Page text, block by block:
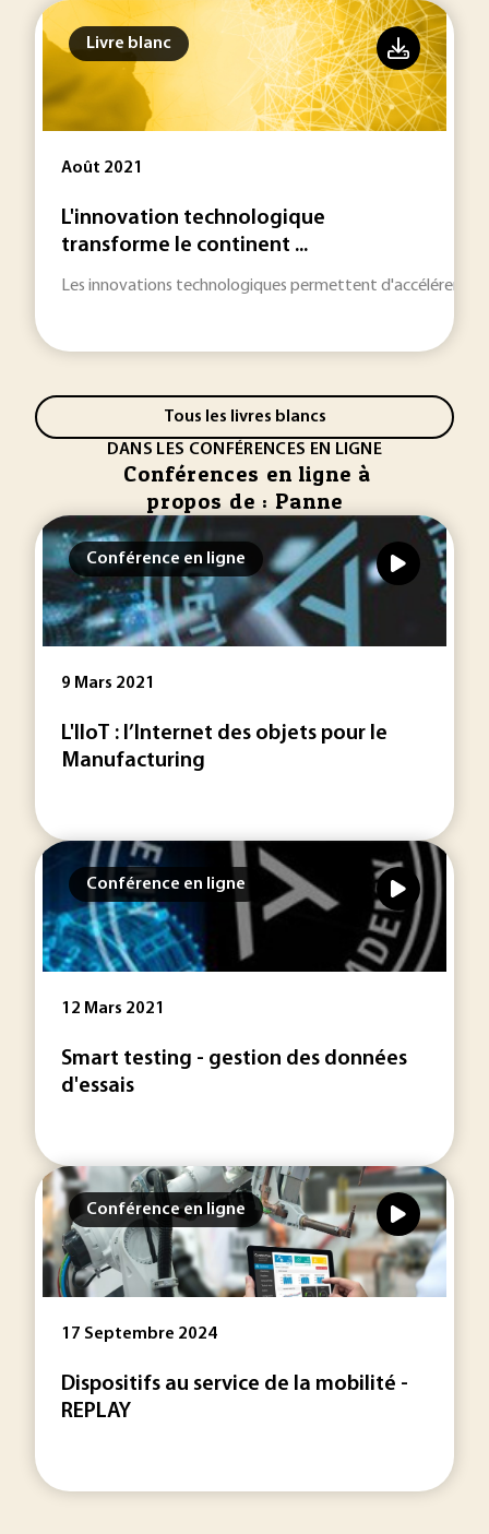
Livre blanc
Août 2021
L'innovation technologique
transforme le continent ...
Les innovations technologiques permettent d'accélérer le
Tous les livres blancs
DANS LES CONFÉRENCES EN LIGNE
Conférences en ligne à
propos de : Panne
Conférence en ligne
9 Mars 2021
L'IIoT : l’Internet des objets pour le
Manufacturing
Conférence en ligne
12 Mars 2021
Smart testing - gestion des données
d'essais
Conférence en ligne
17 Septembre 2024
Dispositifs au service de la mobilité -
REPLAY